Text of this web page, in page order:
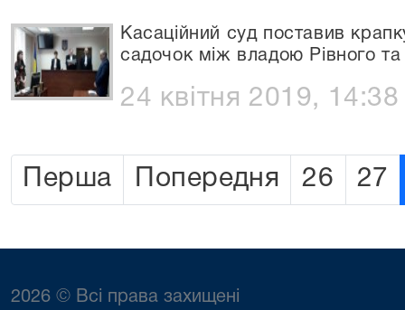
Касаційний суд поставив
садочок між владою Рівного
24 квітня 2019, 14:38
Перша Попередня 26 27
2026 © Всі права захищені